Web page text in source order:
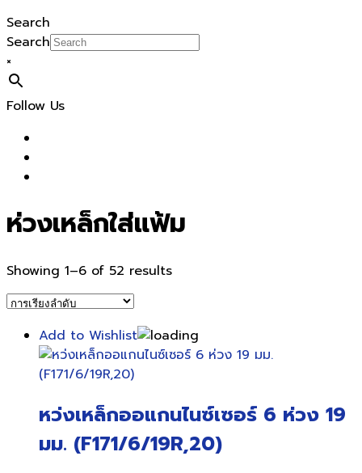
Search
Search
×
Follow Us
ห่วงเหล็กใส่แฟ้ม
Showing 1–6 of 52 results
Add to Wishlist
หว่งเหล็กออแกนไนซ์เซอร์ 6 ห่วง 19
มม. (F171/6/19R,20)